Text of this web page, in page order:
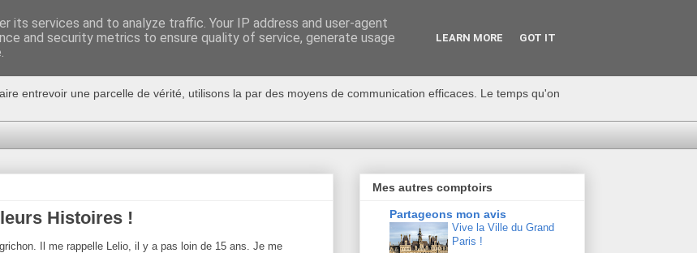
entrevoir une parcelle de vérité, utilisons la par des moyens de communication efficaces. Le temps qu'on
Histoires !
Il me rappelle Lelio, il y a pas loin de 15 ans. Je me
Mes autres comptoirs
Partageons mon avis
Vive la Ville du Grand
Paris !
its services and to analyze traffic. Your IP address and user-agent
and security metrics to ensure quality of service, generate usage
LEARN MORE GOT IT